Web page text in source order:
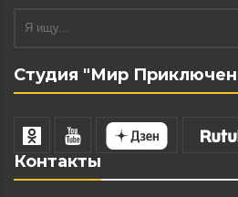
Студия "Мир
Контакты